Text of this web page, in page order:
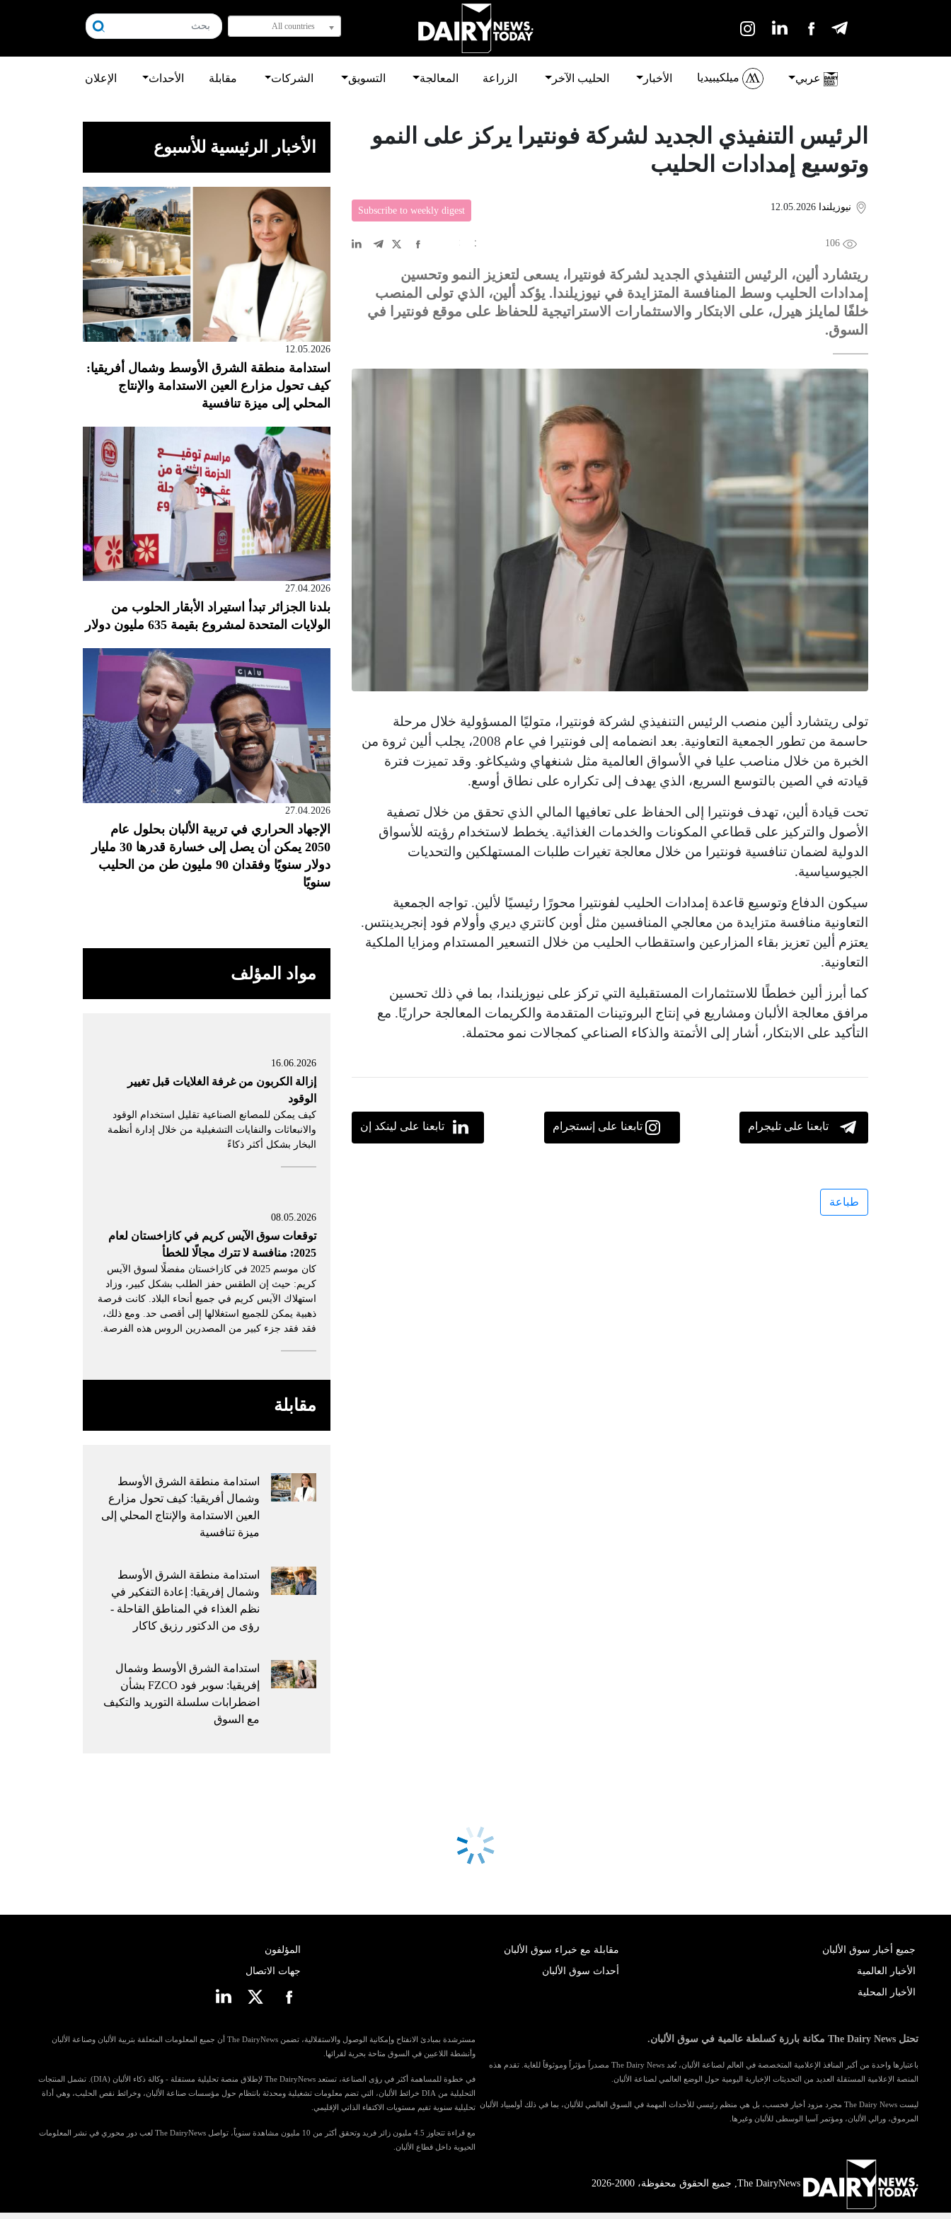
All countries
عربي ميلكيبيديا الأخبار الحليب الآخر الزراعة المعالجة التسويق الشركات مقابلة الأحداث الإعلان
الرئيس التنفيذي الجديد لشركة فونتيرا يركز على النمو
وتوسيع إمدادات الحليب
نيوزيلندا 12.05.2026
Subscribe to weekly digest
106
中文
DE عربى
ريتشارد ألين، الرئيس التنفيذي الجديد لشركة فونتيرا، يسعى لتعزيز النمو وتحسين
إمدادات الحليب وسط المنافسة المتزايدة في نيوزيلندا. يؤكد ألين، الذي تولى المنصب
خلفًا لمايلز هيرل، على الابتكار والاستثمارات الاستراتيجية للحفاظ على موقع فونتيرا في
السوق.
تولى ريتشارد ألين منصب الرئيس التنفيذي لشركة فونتيرا، متوليًا المسؤولية خلال مرحلة
حاسمة من تطور الجمعية التعاونية. بعد انضمامه إلى فونتيرا في عام 2008، يجلب ألين ثروة من
الخبرة من خلال مناصب عليا في الأسواق العالمية مثل شنغهاي وشيكاغو. وقد تميزت فترة
قيادته في الصين بالتوسع السريع، الذي يهدف إلى تكراره على نطاق أوسع.
تحت قيادة ألين، تهدف فونتيرا إلى الحفاظ على تعافيها المالي الذي تحقق من خلال تصفية
الأصول والتركيز على قطاعي المكونات والخدمات الغذائية. يخطط لاستخدام رؤيته للأسواق
الدولية لضمان تنافسية فونتيرا من خلال معالجة تغيرات طلبات المستهلكين والتحديات
الجيوسياسية.
سيكون الدفاع وتوسيع قاعدة إمدادات الحليب لفونتيرا محورًا رئيسيًا لألين. تواجه الجمعية
التعاونية منافسة متزايدة من معالجي المنافسين مثل أوبن كانتري ديري وأولام فود إنجريدينتس.
يعتزم ألين تعزيز بقاء المزارعين واستقطاب الحليب من خلال التسعير المستدام ومزايا الملكية
التعاونية.
كما أبرز ألين خططًا للاستثمارات المستقبلية التي تركز على نيوزيلندا، بما في ذلك تحسين
مرافق معالجة الألبان ومشاريع في إنتاج البروتينات المتقدمة والكريمات المعالجة حراريًا. مع
التأكيد على الابتكار، أشار إلى الأتمتة والذكاء الصناعي كمجالات نمو محتملة.
تابعنا على تليجرام تابعنا على إنستجرام تابعنا على لينكد إن
طباعة
الأخبار الرئيسية للأسبوع
12.05.2026
استدامة منطقة الشرق الأوسط وشمال أفريقيا:
كيف تحول مزارع العين الاستدامة والإنتاج
المحلي إلى ميزة تنافسية
27.04.2026
بلدنا الجزائر تبدأ استيراد الأبقار الحلوب من
الولايات المتحدة لمشروع بقيمة 635 مليون دولار
27.04.2026
الإجهاد الحراري في تربية الألبان بحلول عام
2050 يمكن أن يصل إلى خسارة قدرها 30 مليار
دولار سنويًا وفقدان 90 مليون طن من الحليب
سنويًا
مواد المؤلف
16.06.2026
إزالة الكربون من غرفة الغلايات قبل تغيير
الوقود
كيف يمكن للمصانع الصناعية تقليل استخدام الوقود
والانبعاثات والنفايات التشغيلية من خلال إدارة أنظمة
البخار بشكل أكثر ذكاءً
08.05.2026
توقعات سوق الآيس كريم في كازاخستان لعام
2025: منافسة لا تترك مجالًا للخطأ
كان موسم 2025 في كازاخستان مفضلًا لسوق الآيس
كريم: حيث إن الطقس حفز الطلب بشكل كبير، وزاد
استهلاك الآيس كريم في جميع أنحاء البلاد. كانت فرصة
ذهبية يمكن للجميع استغلالها إلى أقصى حد. ومع ذلك،
فقد فقد جزء كبير من المصدرين الروس هذه الفرصة.
مقابلة
استدامة منطقة الشرق الأوسط
وشمال أفريقيا: كيف تحول مزارع
العين الاستدامة والإنتاج المحلي إلى
ميزة تنافسية
استدامة منطقة الشرق الأوسط
وشمال إفريقيا: إعادة التفكير في
نظم الغذاء في المناطق القاحلة -
رؤى من الدكتور رزيق كاكار
استدامة الشرق الأوسط وشمال
إفريقيا: سوبر فود FZCO بشأن
اضطرابات سلسلة التوريد والتكيف
مع السوق
جميع أخبار سوق الألبان
الأخبار العالمية
الأخبار المحلية
مقابلة مع خبراء سوق الألبان
أحداث سوق الألبان
المؤلفون
جهات الاتصال
تحتل The Dairy News مكانة بارزة كسلطة عالمية في سوق الألبان.
باعتبارها واحدة من أكبر المنافذ الإعلامية المتخصصة في العالم لصناعة الألبان، تُعد The Dairy News مصدراً مؤثراً وموثوقاً للغاية. تقدم هذه
المنصة الإعلامية المستقلة العديد من التحديثات الإخبارية اليومية حول الوضع العالمي لصناعة الألبان.
ليست The Dairy News مجرد مزود أخبار فحسب، بل هي منظم رئيسي للأحداث المهمة في السوق العالمي للألبان، بما في ذلك أولمبياد الألبان
المرموق، ورالي الألبان، ومؤتمر آسيا الوسطى للألبان وغيرها.
The DairyNews, جميع الحقوق محفوظة، 2000-2026
مسترشدة بمبادئ الانفتاح وإمكانية الوصول والاستقلالية، تضمن The DairyNews أن جميع المعلومات المتعلقة بتربية الألبان وصناعة الألبان
وأنشطة اللاعبين في السوق متاحة بحرية لقرائها.
في خطوة للمساهمة أكثر في رؤى الصناعة، تستعد The DairyNews لإطلاق منصة تحليلية مستقلة - وكالة ذكاء الألبان (DIA). تشمل المنتجات
التحليلية من DIA خرائط الألبان، التي تضم معلومات تشغيلية ومحدثة بانتظام حول مؤسسات صناعة الألبان، وخرائط نقص الحليب، وهي أداة
تحليلية سنوية تقيم مستويات الاكتفاء الذاتي الإقليمي.
مع قراءة تتجاوز 4.5 مليون زائر فريد وتحقق أكثر من 10 مليون مشاهدة سنوياً، تواصل The DairyNews لعب دور محوري في نشر المعلومات
الحيوية داخل قطاع الألبان.